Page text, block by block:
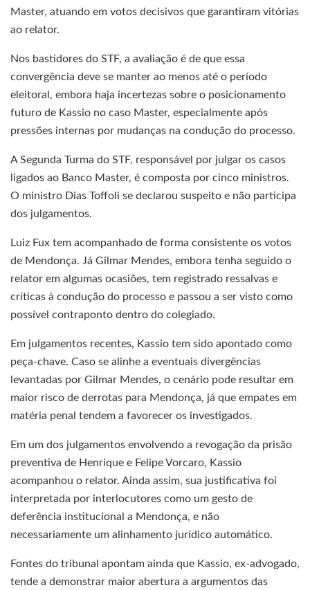
Master, atuando em votos decisivos que garantiram vitórias
ao relator.
Nos bastidores do STF, a avaliação é de que essa
convergência deve se manter ao menos até o período
eleitoral, embora haja incertezas sobre o posicionamento
futuro de Kassio no caso Master, especialmente após
pressões internas por mudanças na condução do processo.
A Segunda Turma do STF, responsável por julgar os casos
ligados ao Banco Master, é composta por cinco ministros.
O ministro Dias Toffoli se declarou suspeito e não participa
dos julgamentos.
Luiz Fux tem acompanhado de forma consistente os votos
de Mendonça. Já Gilmar Mendes, embora tenha seguido o
relator em algumas ocasiões, tem registrado ressalvas e
críticas à condução do processo e passou a ser visto como
possível contraponto dentro do colegiado.
Em julgamentos recentes, Kassio tem sido apontado como
peça-chave. Caso se alinhe a eventuais divergências
levantadas por Gilmar Mendes, o cenário pode resultar em
maior risco de derrotas para Mendonça, já que empates em
matéria penal tendem a favorecer os investigados.
Em um dos julgamentos envolvendo a revogação da prisão
preventiva de Henrique e Felipe Vorcaro, Kassio
acompanhou o relator. Ainda assim, sua justificativa foi
interpretada por interlocutores como um gesto de
deferência institucional a Mendonça, e não
necessariamente um alinhamento jurídico automático.
Fontes do tribunal apontam ainda que Kassio, ex-advogado,
tende a demonstrar maior abertura a argumentos das